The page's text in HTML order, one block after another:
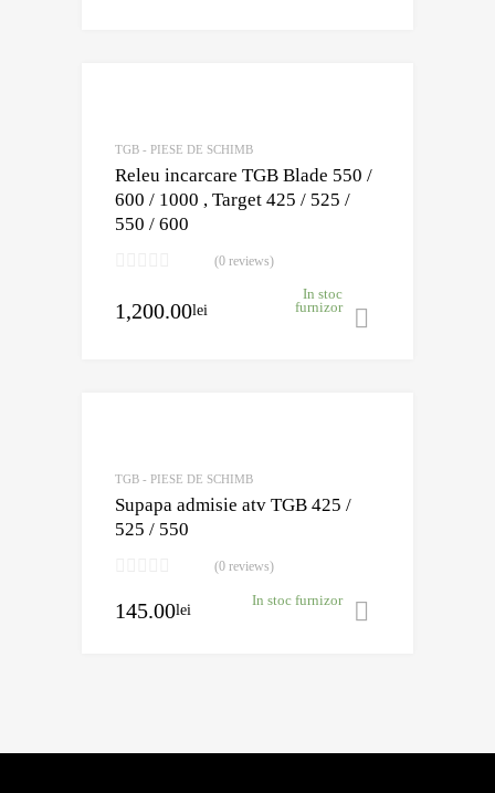
TGB - PIESE DE SCHIMB
Releu incarcare TGB Blade 550 /
600 / 1000 , Target 425 / 525 /
550 / 600
(0 reviews)
1,200.00lei
In stoc
furnizor
TGB - PIESE DE SCHIMB
Supapa admisie atv TGB 425 /
525 / 550
(0 reviews)
145.00lei
In stoc furnizor